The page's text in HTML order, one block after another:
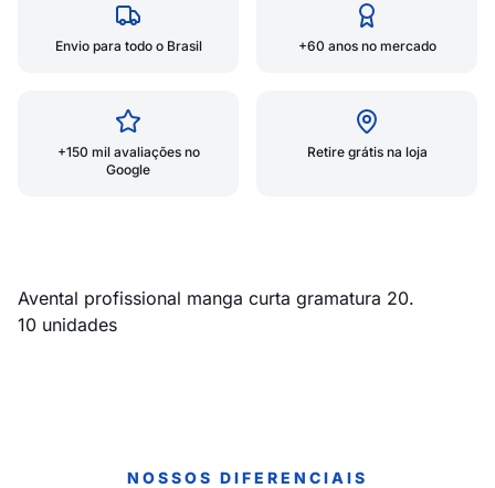
Envio para todo o Brasil +60 anos no mercado
+150 mil avaliações no
Google
Retire grátis na loja
Avental profissional manga curta gramatura 20.
10 unidades
NOSSOS DIFERENCIAIS